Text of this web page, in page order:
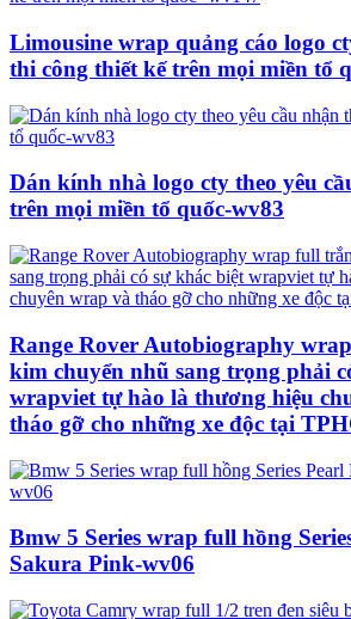
Limousine wrap quảng cáo logo
thi công thiết kế trên mọi miền tổ
Dán kính nhà logo cty theo yêu
trên mọi miền tổ quốc-wv83
Range Rover Autobiography
kim chuyển nhũ sang trọng phải
wrapviet tự hào là thương hiệu
tháo gỡ cho những xe độc tại
Bmw 5 Series wrap full hồng
Sakura Pink-wv06